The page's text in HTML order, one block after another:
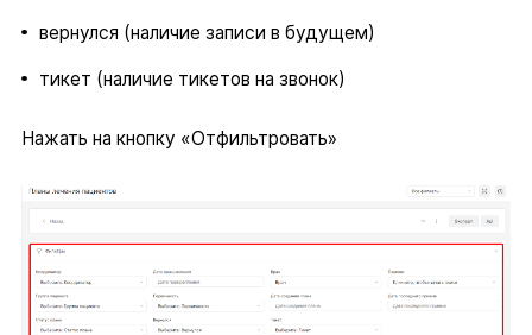
вернулся (наличие записи в будущем)
тикет (наличие тикетов на звонок)
Нажать на кнопку «Отфильтровать»